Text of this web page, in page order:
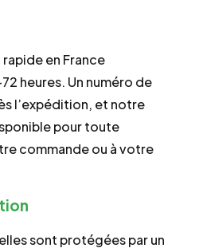
en France
heures. Un numéro de
l’expédition, et notre
pour toute
commande ou à votre
sont protégées par un